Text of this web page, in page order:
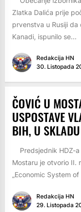
Zlatka Dalića prije
prvenstva u Rusiji
Kanadi, ispunilo se...
Redakcija HN
30. Listopada
ČOVIĆ U
USPOSTAVE
BIH, U
Predsjednik HDZ-a
Mostaru je otvorio II.
„Economic System
Redakcija HN
29. Listopada